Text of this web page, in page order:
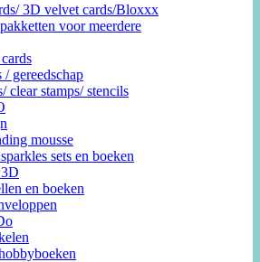
3D velvet cards/Bloxxx
voor meerdere
/ gereedschap
clear stamps/ stencils
mousse
sets en boeken
en boeken